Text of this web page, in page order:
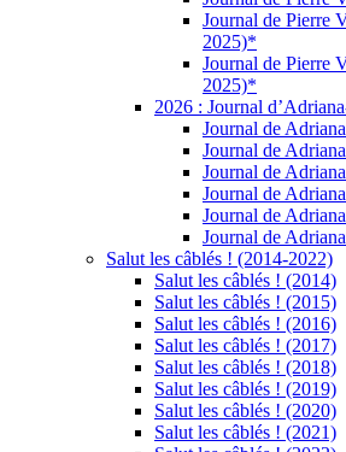
Journal de Pierre
2025)*
Journal de Pierre
2025)*
2026 : Journal
Journal de
Journal de
Journal de
Journal de
Journal de
Journal de
Salut les câblés ! (2014-2022)
Salut les câblés ! (2014)
Salut les câblés ! (2015)
Salut les câblés ! (2016)
Salut les câblés ! (2017)
Salut les câblés ! (2018)
Salut les câblés ! (2019)
Salut les câblés ! (2020)
Salut les câblés ! (2021)